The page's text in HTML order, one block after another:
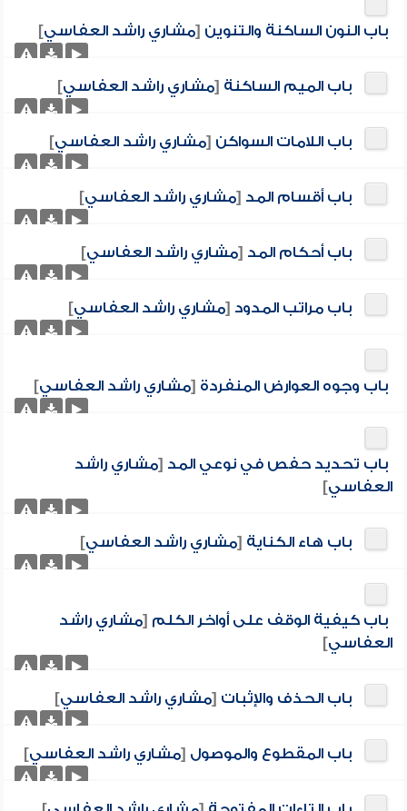
باب النون الساكنة والتنوين [مشاري راشد العفاسي]
باب الميم الساكنة [مشاري راشد العفاسي]
باب اللامات السواكن [مشاري راشد العفاسي]
باب أقسام المد [مشاري راشد العفاسي]
باب أحكام المد [مشاري راشد العفاسي]
باب مراتب المدود [مشاري راشد العفاسي]
باب وجوه العوارض المنفردة [مشاري راشد العفاسي]
باب تحديد حفص في نوعي المد [مشاري راشد
العفاسي]
باب هاء الكناية [مشاري راشد العفاسي]
باب كيفية الوقف على أواخر الكلم [مشاري راشد
العفاسي]
باب الحذف والإثبات [مشاري راشد العفاسي]
باب المقطوع والموصول [مشاري راشد العفاسي]